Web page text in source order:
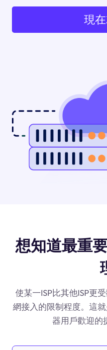
現
想知道最重
使某一ISP比其他ISP更
網接入的限制程度。這
器用戶歡迎的